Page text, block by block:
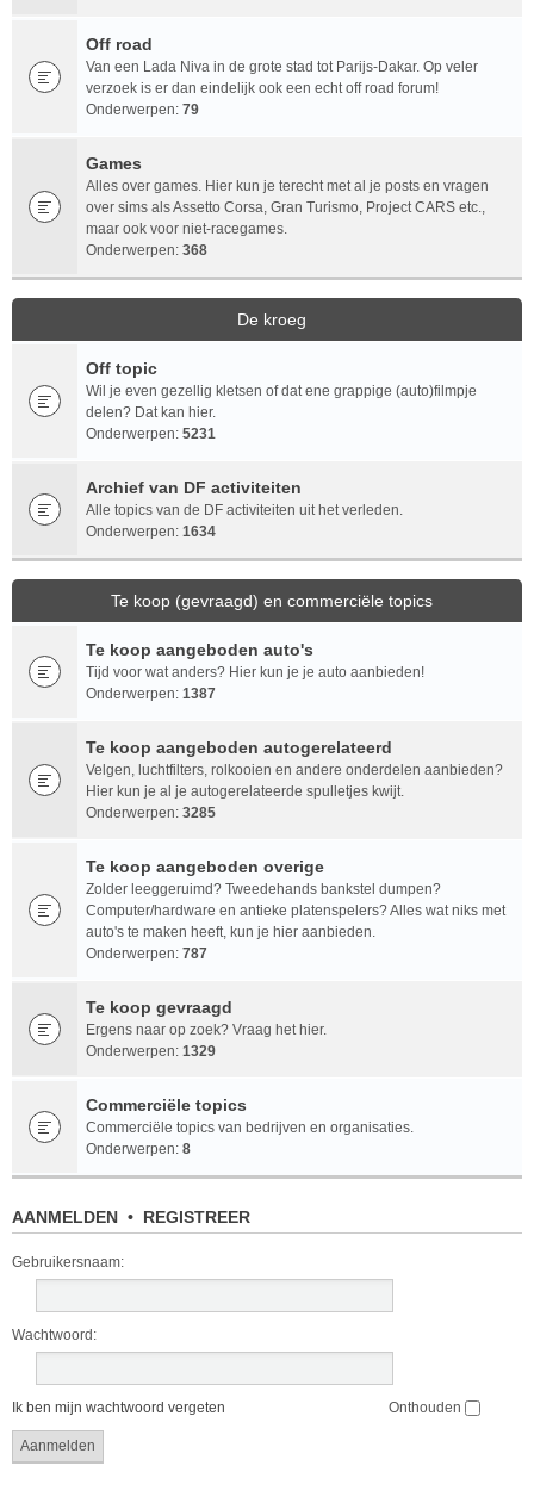
Off road
Van een Lada Niva in de grote stad tot Parijs-Dakar. Op veler
verzoek is er dan eindelijk ook een echt off road forum!
Onderwerpen: 79
Games
Alles over games. Hier kun je terecht met al je posts en vragen
over sims als Assetto Corsa, Gran Turismo, Project CARS etc.,
maar ook voor niet-racegames.
Onderwerpen: 368
De kroeg
Off topic
Wil je even gezellig kletsen of dat ene grappige (auto)filmpje
delen? Dat kan hier.
Onderwerpen: 5231
Archief van DF activiteiten
Alle topics van de DF activiteiten uit het verleden.
Onderwerpen: 1634
Te koop (gevraagd) en commerciële topics
Te koop aangeboden auto's
Tijd voor wat anders? Hier kun je je auto aanbieden!
Onderwerpen: 1387
Te koop aangeboden autogerelateerd
Velgen, luchtfilters, rolkooien en andere onderdelen aanbieden?
Hier kun je al je autogerelateerde spulletjes kwijt.
Onderwerpen: 3285
Te koop aangeboden overige
Zolder leeggeruimd? Tweedehands bankstel dumpen?
Computer/hardware en antieke platenspelers? Alles wat niks met
auto's te maken heeft, kun je hier aanbieden.
Onderwerpen: 787
Te koop gevraagd
Ergens naar op zoek? Vraag het hier.
Onderwerpen: 1329
Commerciële topics
Commerciële topics van bedrijven en organisaties.
Onderwerpen: 8
AANMELDEN • REGISTREER
Gebruikersnaam:
Wachtwoord:
Ik ben mijn wachtwoord vergeten Onthouden